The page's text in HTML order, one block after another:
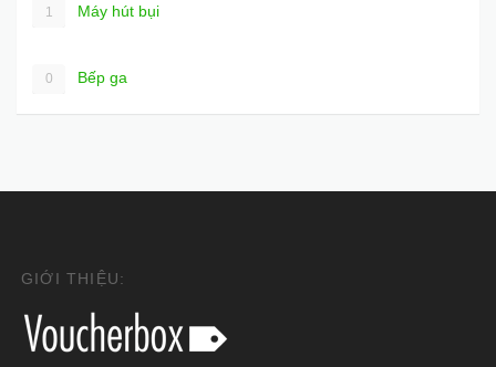
1 Máy hút bụi
0 Bếp ga
GIỚI THIỆU: